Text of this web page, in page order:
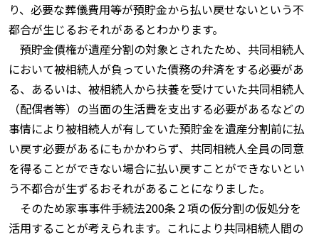
り、必要な葬儀費用等が預貯金から払い戻せないという不
都合が生じるおそれがあるとわかります。
預貯金債権が遺産分割の対象とされたため、共同相続人
において被相続人が負っていた債務の弁済をする必要があ
る、あるいは、被相続人から扶養を受けていた共同相続人
（配偶者等）の当面の生活費を支出する必要があるなどの
事情により被相続人が有していた預貯金を遺産分割前に払
い戻す必要があるにもかかわらず、共同相続人全員の同意
を得ることができない場合に払い戻すことができないとい
う不都合が生ずるおそれがあることになりました。
そのため家事事件手続法200条２項の仮分割の仮処分を
活用することが考えられます。これにより共同相続人間の